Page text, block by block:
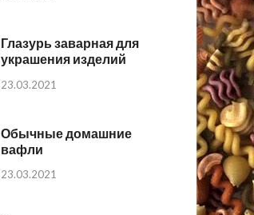
Глазурь заварная для
украшения изделий
23.03.2021
Обычные домашние
вафли
23.03.2021